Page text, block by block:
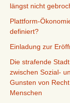
längst nicht
Plattform-
definiert?
Einladung zur
Die strafende
zwischen Sozial-
Gunsten von
Menschen